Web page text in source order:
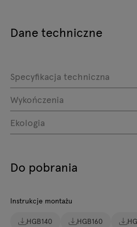
Dane techniczne
Specyfikacja techniczna
Wykończenia
Ekologia
Do pobrania
Instrukcje montażu
HGB140 HGB160